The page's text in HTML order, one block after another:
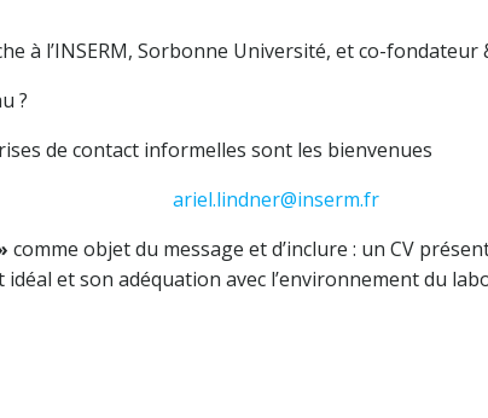
à l’INSERM, Sorbonne Université, et co-fondateur
?
de contact informelles sont les bienvenues
ariel.lindner@inserm.fr
comme objet du message et d’inclure : un CV
et son adéquation avec l’environnement du